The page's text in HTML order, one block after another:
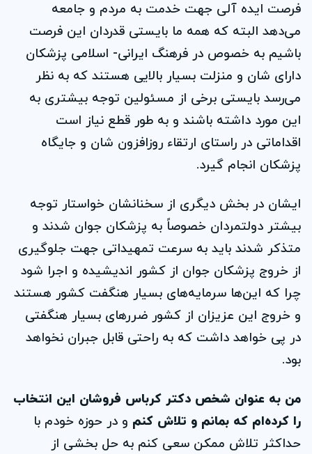
فرصت ایده آلی جهت خدمت به مردم و جامعه
می‌دهد البته که همه ما بایستی قدردان این فرصت
باشیم به خصوص در فرهنگ ایرانی- اسلامی پزشکان
دارای شان و منزلت بسیار بالایی هستند که به نظر
می‌رسد بایستی برخی از مسئولین توجه بیشتری به
این مورد داشته باشند و به طور قطع نیاز است
اقداماتی در راستای ارتقاء روزافزون شان و جایگاه
پزشکان انجام گیرد.
ایشان در بخش دیگری از سخنانشان خواستار توجه
بیشتر دولتمردان خصوصاً به پزشکان جوان شدند و
متذکر شدند باید به سرعت تمهیداتی جهت جلوگیری
از خروج پزشکان جوان از کشور اندیشیده و اجرا شود
چرا که این‌ها سرمایه‌های بسیار هنگفت کشور هستند
و خروج این عزیزان از کشور ضرر‌های بسیار هنگفتی
در پی خواهد داشت که به راحتی قابل جبران نخواهد
بود.
من به عنوان شخص دکتر کرباس فروشان این انتخاب
را کرده‌ام که بمانم و تلاش کنم و در حوزه خودم با
حداکثر تلاش ممکن سعی کنم به حل بخشی از